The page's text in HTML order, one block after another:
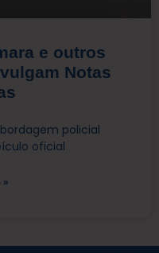
e outros
Notas
policial
oficial
»